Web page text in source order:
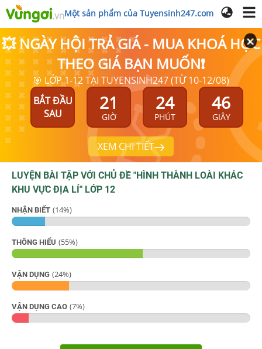
Một sản phẩm của Tuyensinh247.com
💥 NGÀY HỘI TRẢ GIÁ - MUA KHOÁ HỌC
THEO GIÁ BẠN MUỐN❗
🎯 LỚP 1-12 TẠI TUYENSINH247 (TỪ 10-12/08)
BẮT ĐẦU
SAU
21
GIỜ
24
PHÚT
45
GIÂY
XEM CHI TIẾT
LUYỆN BÀI TẬP VỚI CHỦ ĐỀ "HÌNH THÀNH LOÀI KHÁC
KHU VỰC ĐỊA LÍ" LỚP 12
NHẬN BIẾT (14%)
THÔNG HIỂU (55%)
VẬN DỤNG (24%)
VẬN DỤNG CAO (7%)